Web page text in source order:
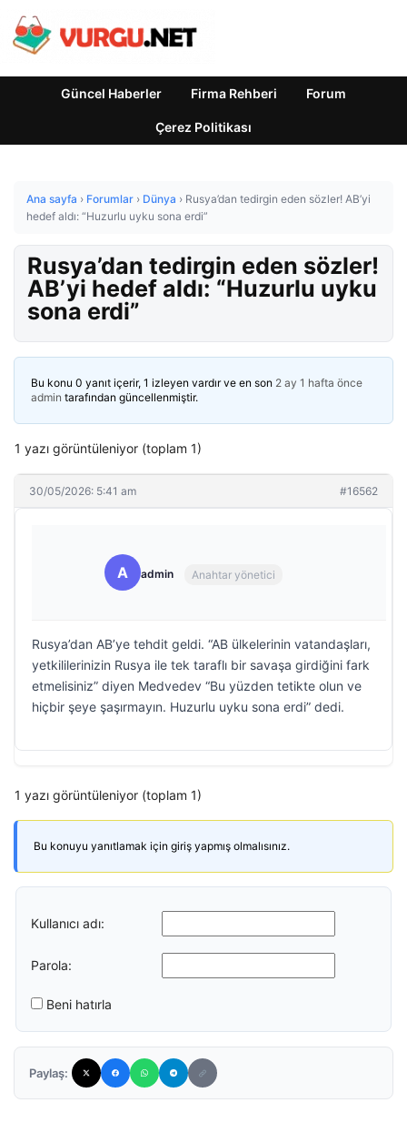
Güncel Haberler Firma Rehberi Forum
Çerez Politikası
Ana sayfa › Forumlar › Dünya › Rusya’dan tedirgin eden sözler! AB’yi
hedef aldı: “Huzurlu uyku sona erdi”
Rusya’dan tedirgin eden sözler!
AB’yi hedef aldı: “Huzurlu uyku
sona erdi”
Bu konu 0 yanıt içerir, 1 izleyen vardır ve en son 2 ay 1 hafta önce
admin tarafından güncellenmiştir.
1 yazı görüntüleniyor (toplam 1)
30/05/2026: 5:41 am #16562
A admin Anahtar yönetici
Rusya’dan AB’ye tehdit geldi. “AB ülkelerinin vatandaşları,
yetkililerinizin Rusya ile tek taraflı bir savaşa girdiğini fark
etmelisiniz” diyen Medvedev “Bu yüzden tetikte olun ve
hiçbir şeye şaşırmayın. Huzurlu uyku sona erdi” dedi.
1 yazı görüntüleniyor (toplam 1)
Bu konuyu yanıtlamak için giriş yapmış olmalısınız.
Kullanıcı adı:
Parola:
Beni hatırla
Paylaş: